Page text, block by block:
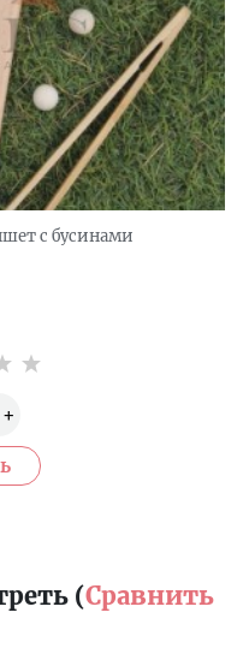
с бусинами
(Сравнить